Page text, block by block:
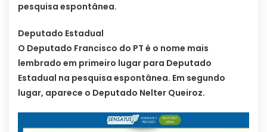
pesquisa espontânea.
Deputado Estadual
O Deputado Francisco do PT é o nome mais
lembrado em primeiro lugar para Deputado
Estadual na pesquisa espontânea. Em segundo
lugar, aparece o Deputado Nelter Queiroz.